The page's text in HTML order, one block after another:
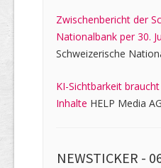
Zwischenbericht der
Nationalbank per 30.
Schweizerische
KI-Sichtbarkeit
Inhalte HELP Media
NEWSTICKER -